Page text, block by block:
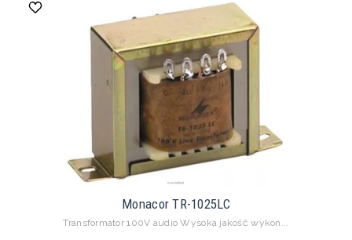
Monacor TR-1025LC
Transformator 100V audio Wysoka jakość wykon...